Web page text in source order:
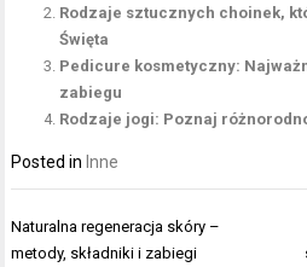
Rodzaje sztucznych choinek,
Święta
Pedicure kosmetyczny:
zabiegu
Rodzaje jogi: Poznaj
Posted in Inne
Nawigacja
wpisu
Naturalna regeneracja skóry –
metody, składniki i zabiegi